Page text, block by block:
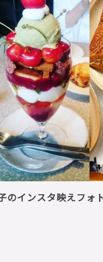
のインスタ映えフォ